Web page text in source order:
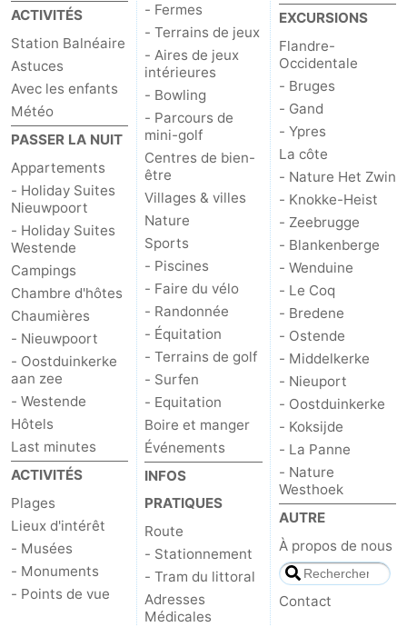
ACTIVITÉS
Station Balnéaire
Astuces
Avec les enfants
Météo
PASSER LA NUIT
Appartements
- Holiday Suites
Nieuwpoort
- Holiday Suites
Westende
Campings
Chambre d'hôtes
Chaumières
- Nieuwpoort
- Oostduinkerke
aan zee
- Westende
Hôtels
Last minutes
ACTIVITÉS
Plages
Lieux d'intérêt
- Musées
- Monuments
- Points de vue
- Fermes
- Terrains de jeux
- Aires de jeux
intérieures
- Bowling
- Parcours de
mini-golf
Centres de bien-
être
Villages & villes
Nature
Sports
- Piscines
- Faire du vélo
- Randonnée
- Équitation
- Terrains de golf
- Surfen
- Equitation
Boire et manger
Événements
INFOS
PRATIQUES
Route
- Stationnement
- Tram du littoral
Adresses
Médicales
EXCURSIONS
Flandre-
Occidentale
- Bruges
- Gand
- Ypres
La côte
- Nature Het Zwin
- Knokke-Heist
- Zeebrugge
- Blankenberge
- Wenduine
- Le Coq
- Bredene
- Ostende
- Middelkerke
- Nieuport
- Oostduinkerke
- Koksijde
- La Panne
- Nature
Westhoek
AUTRE
À propos de nous
Contact